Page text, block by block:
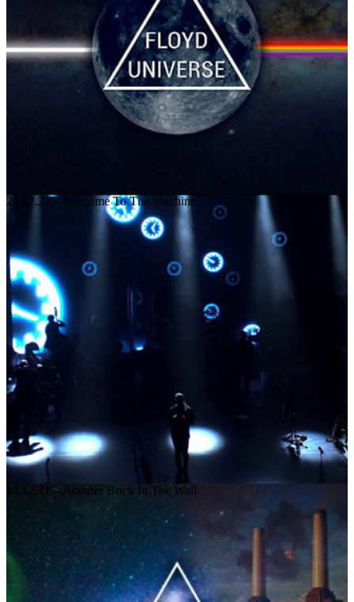
21.12.21 – Welcome To The Machine
13.12.21 – Another Brick In The Wall